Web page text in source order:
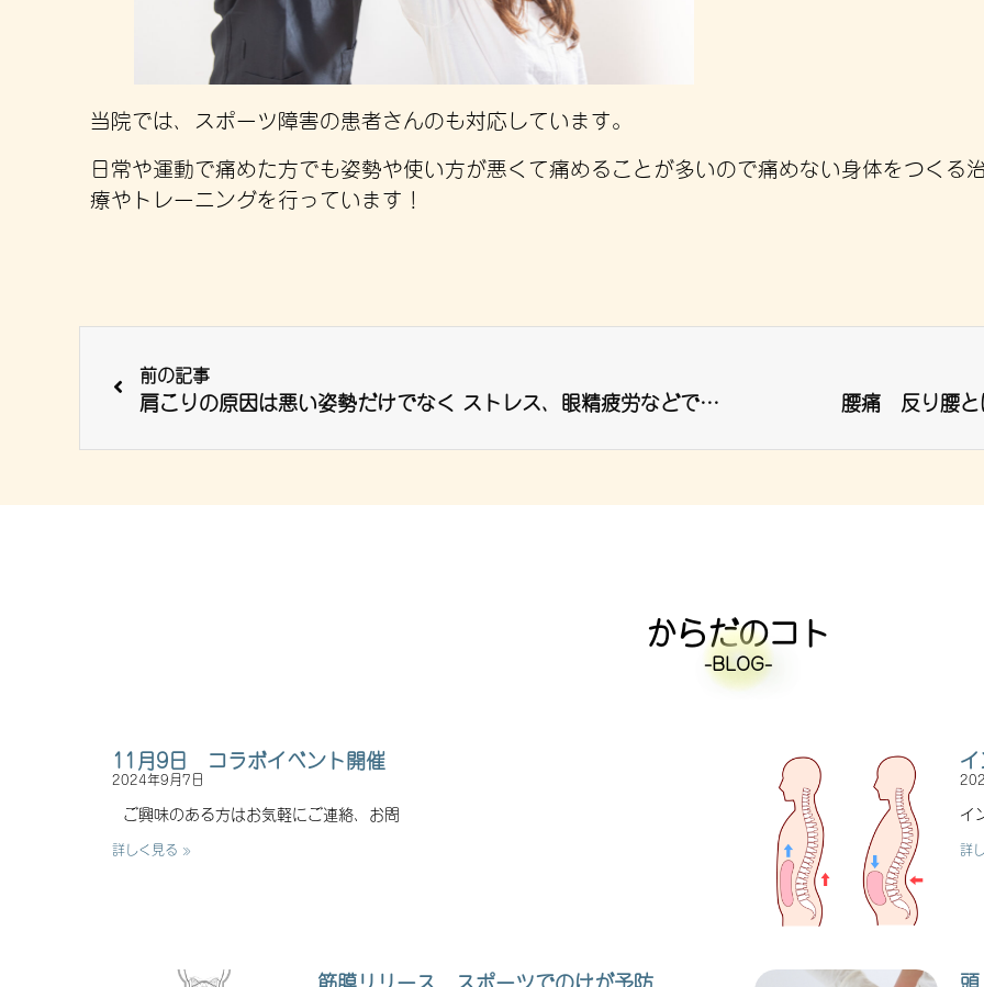
当院では、スポーツ障害の患者さんのも対応しています。
日常や運動で痛めた方でも姿勢や使い方が悪くて痛めることが多いので痛めない身体をつくる
療やトレーニングを行っています！
前の記事
肩こりの原因は悪い姿勢だけでなく ストレス、眼精疲労などでも起こる 腰痛 反り腰
からだのコト
-BLOG-
11月9日 コラボイベント開催
2024年9月7日
ご興味のある方はお気軽にご連絡、お問
詳しく見る »
イ
詳
筋膜リリース スポーツでのけが予防